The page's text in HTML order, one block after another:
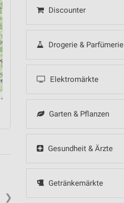
Discounter
Drogerie & Parfümerie
Elektromärkte
Garten & Pflanzen
Gesundheit & Ärzte
Getränkemärkte
❯